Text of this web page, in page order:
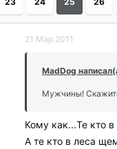
21 Мар 2011
MadDog
Мужчины!
Кому как...Те кто
А те кто в леса